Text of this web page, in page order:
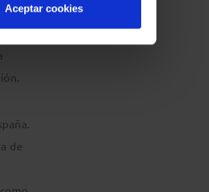
Aceptar cookies
de